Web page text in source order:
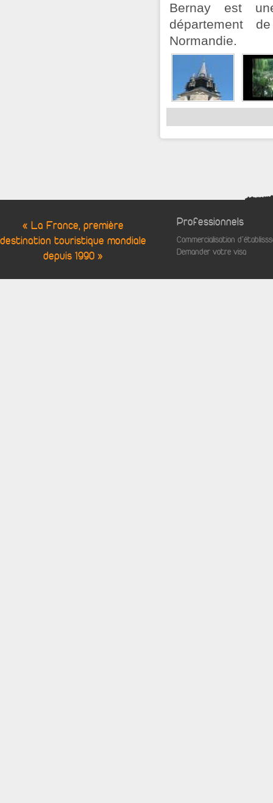
Bernay est
département
Normandie.
« La France, première
destination touristique mondiale
depuis 1990 »
Professionnels
Commercialisation
Demander votre visa